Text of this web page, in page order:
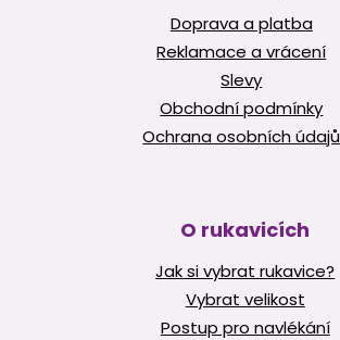
Doprava a platba
Reklamace a vrácení
Slevy
Obchodní podmínky
Ochrana osobních údajů
O rukavicích
Jak si vybrat rukavice?
Vybrat velikost
Postup pro navlékání